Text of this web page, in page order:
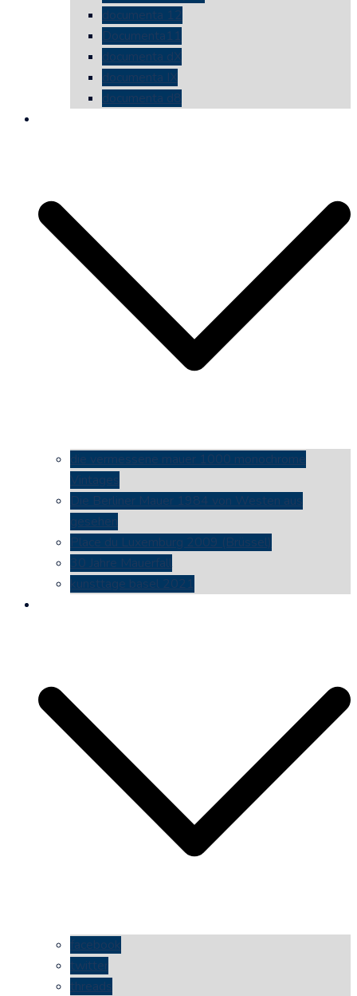
documenta 12
Documenta11
documenta dX
documenta IX
documenta d8
die vermessene mauer 1000 monochrome
Vintages
Die Berliner Mauer 1984 von Westen aus
gesehen
Place du Luxemburg 2009 (Brüssel)
30 Jahre Mauerfall
kunsttage basel 2021
facebook
twitter
threads